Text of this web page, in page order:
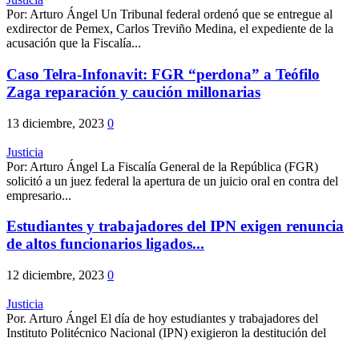
Por: Arturo Ángel Un Tribunal federal ordenó que se entregue al
exdirector de Pemex, Carlos Treviño Medina, el expediente de la
acusación que la Fiscalía...
Caso Telra-Infonavit: FGR “perdona” a Teófilo
Zaga reparación y caución millonarias
13 diciembre, 2023 0
Justicia
Por: Arturo Ángel La Fiscalía General de la República (FGR)
solicitó a un juez federal la apertura de un juicio oral en contra del
empresario...
Estudiantes y trabajadores del IPN exigen renuncia
de altos funcionarios ligados...
12 diciembre, 2023 0
Justicia
Por. Arturo Ángel El día de hoy estudiantes y trabajadores del
Instituto Politécnico Nacional (IPN) exigieron la destitución del